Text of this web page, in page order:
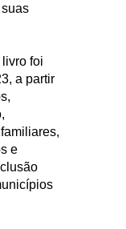
foi
a partir
e